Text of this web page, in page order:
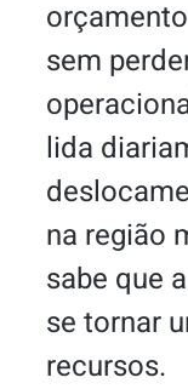
sem
lida
na região
sabe que
se tornar
recursos.